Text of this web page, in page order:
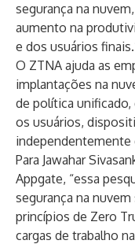
segurança na
aumento na
e dos usuários
O ZTNA ajuda as
implantações na
de política
os usuários,
independentemente
Para Jawahar
Appgate, “essa
segurança na
princípios de Zero
cargas de trabalho